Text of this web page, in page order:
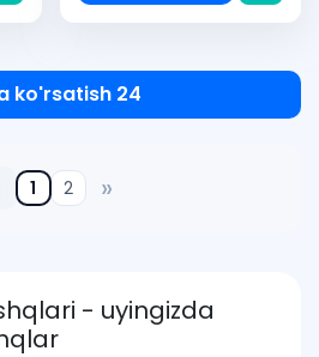
ko'rsatish 24
1 2 »
- uyingizda